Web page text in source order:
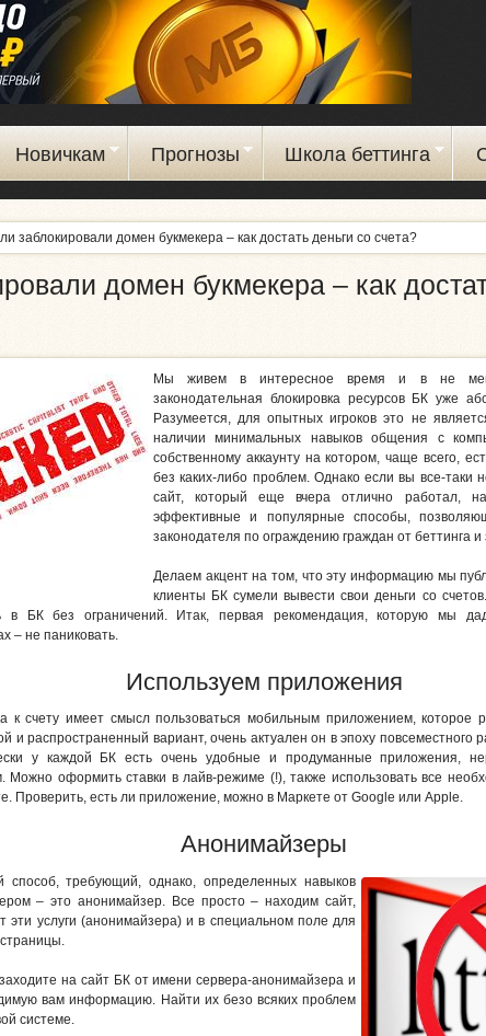
Перейти
к
основному
содержанию
Новичкам Прогнозы Школа беттинга
заблокировали домен букмекера – как достать деньги со счета?
домен букмекера – как
Мы живем в интересное время и в не
законодательная блокировка ресурсов БК уже
Разумеется, для опытных игроков это не
наличии минимальных навыков общения с
собственному аккаунту на котором, чаще всего,
без каких-либо проблем. Однако если вы все-таки
сайт, который еще вчера отлично работал,
эффективные и популярные способы,
законодателя по ограждению граждан от беттинга и
Делаем акцент на том, что эту информацию мы
клиенты БК сумели вывести свои деньги со
в БК без ограничений. Итак, первая рекомендация, которую мы
– не паниковать.
Используем приложения
к счету имеет смысл пользоваться мобильным приложением, которое
и распространенный вариант, очень актуален он в эпоху повсеместного
у каждой БК есть очень удобные и продуманные приложения,
Можно оформить ставки в лайв-режиме (!), также использовать все
Проверить, есть ли приложение, можно в Маркете от Google или Apple.
Анонимайзеры
требующий, однако, определенных навыков
– это анонимайзер. Все просто – находим сайт,
эти услуги (анонимайзера) и в специальном поле для
на сайт БК от имени сервера-анонимайзера и
вам информацию. Найти их безо всяких проблем
системе.